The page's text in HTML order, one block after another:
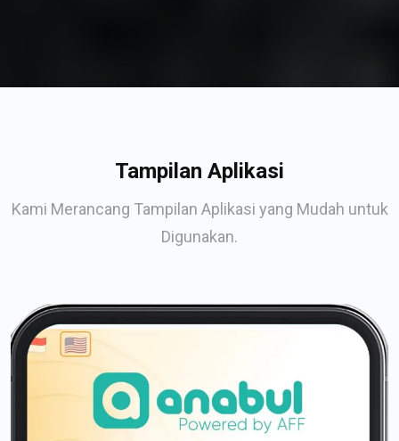
Tampilan Aplikasi
Kami Merancang Tampilan Aplikasi yang Mudah untuk
Digunakan.